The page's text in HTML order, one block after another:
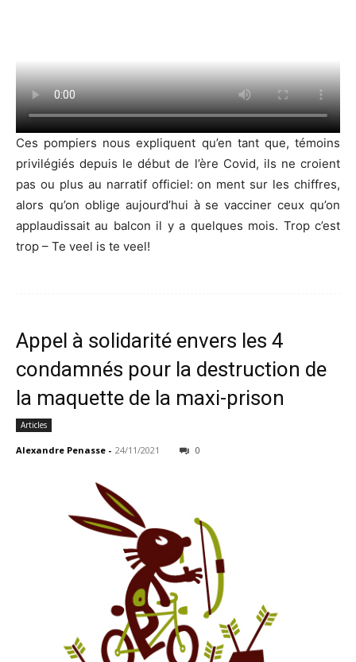
Ces pompiers nous expliquent qu’en tant que, témoins
privilégiés depuis le début de l’ère Covid, ils ne croient
pas ou plus au narratif officiel: on ment sur les chiffres,
alors qu’on oblige aujourd’hui à se vacciner ceux qu’on
applaudissait au balcon il y a quelques mois. Trop c’est
trop – Te veel is te veel!
Appel à solidarité envers les 4
condamnés pour la destruction de
la maquette de la maxi-prison
Articles
Alexandre Penasse - 24/11/2021 0